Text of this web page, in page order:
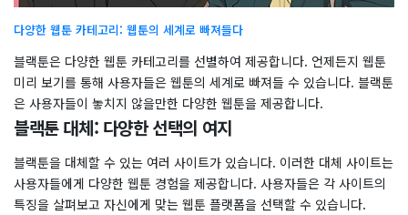
다양한 웹툰 카테고리: 웹툰의 세계로 빠져들다
블랙툰은 다양한 웹툰 카테고리를 선별하여 제공합니다. 언제든지 웹툰
미리 보기를 통해 사용자들은 웹툰의 세계로 빠져들 수 있습니다. 블랙툰
은 사용자들이 놓치지 않을만한 다양한 웹툰을 제공합니다.
블랙툰 대체: 다양한 선택의 여지
블랙툰을 대체할 수 있는 여러 사이트가 있습니다. 이러한 대체 사이트는
사용자들에게 다양한 웹툰 경험을 제공합니다. 사용자들은 각 사이트의
특징을 살펴보고 자신에게 맞는 웹툰 플랫폼을 선택할 수 있습니다.